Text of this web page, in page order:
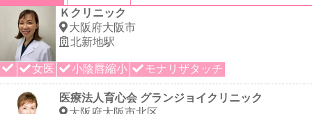
Ｋクリニック
大阪府大阪市
北新地駅
女医 小陰唇縮小 モナリザタッチ
医療法人育心会 グランジョイクリニック